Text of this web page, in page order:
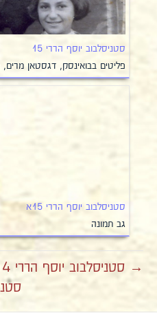
סטניסלבוב יוסף הררי 15
פליטים בבואינסק, דגסטאן
סטניסלבוב יוסף הררי 15א
גב תמונה
→ סטניסלבוב יוסף הררי 14א